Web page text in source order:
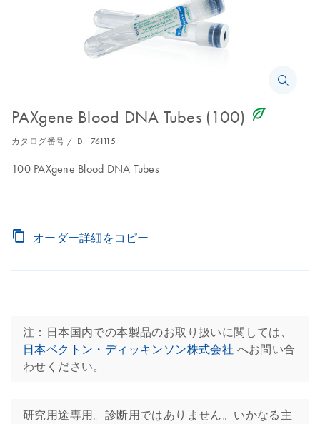
PAXgene Blood DNA Tubes (100) icon_0368_ls_gen_eco_friendly-s
カタログ番号 / ID. 761115
100 PAXgene Blood DNA Tubes
オーダー詳細をコピー
注：日本国内での本製品のお取り扱いに関しては、
日本ベクトン・ディッキンソン株式会社 へお問い合
わせください。
研究用途専用。診断用ではありません。いかなる主